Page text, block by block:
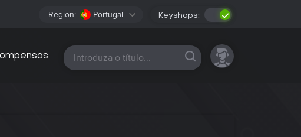
Region: Portugal Keyshops:
Todas as plataformas